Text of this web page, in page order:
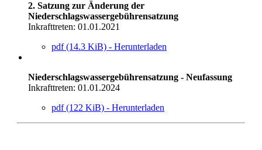
2. Satzung zur Änderung der
Niederschlagswassergebührensatzung
Inkrafttreten: 01.01.2021
pdf (14.3 KiB) - Herunterladen
Niederschlagswassergebührensatzung - Neufassung
Inkrafttreten: 01.01.2024
pdf (122 KiB) - Herunterladen